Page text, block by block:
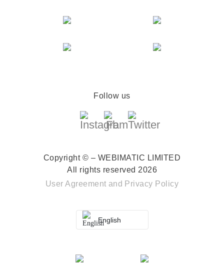
Follow us
Copyright © – WEBIMATIC LIMITED
All rights reserved 2026
User Agreement and Privacy Policy
English